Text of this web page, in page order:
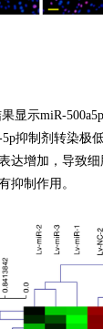
显示miR-
抑制剂转染极
达增加，导致
抑制作用。